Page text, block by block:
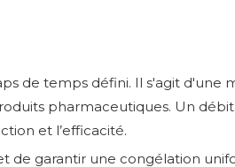
de temps défini. Il s'agit d'une
pharmaceutiques. Un
et l’efficacité.
de garantir une congélation